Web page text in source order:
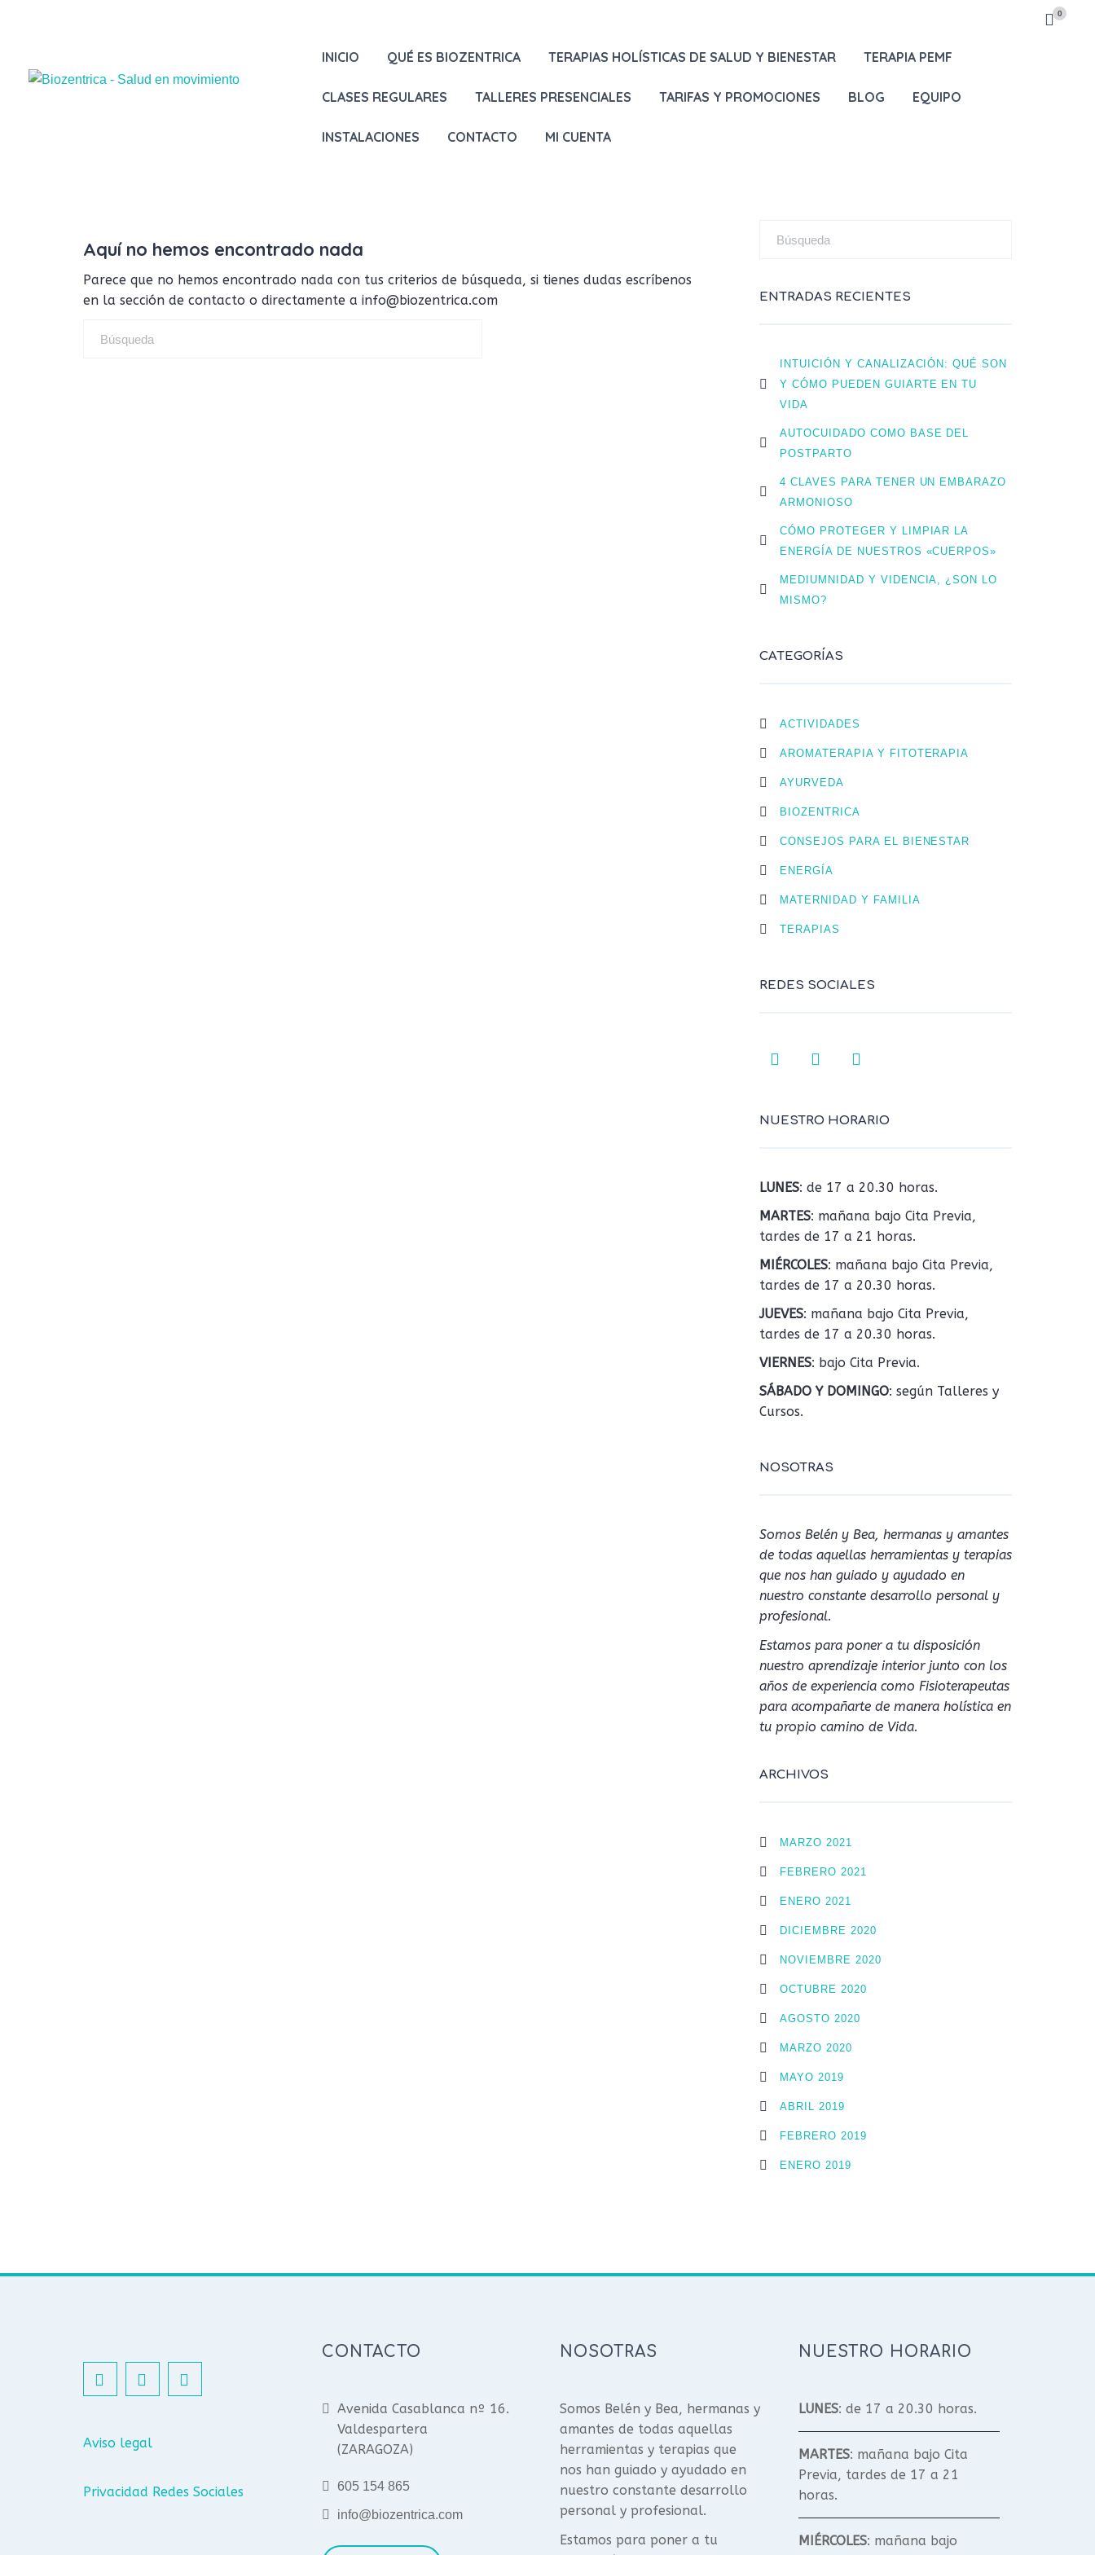
0
INICIO QUÉ ES BIOZENTRICA TERAPIAS HOLÍSTICAS DE SALUD Y BIENESTAR TERAPIA PEMF
CLASES REGULARES TALLERES PRESENCIALES TARIFAS Y PROMOCIONES BLOG EQUIPO
INSTALACIONES CONTACTO MI CUENTA
Aquí no hemos encontrado nada
Parece que no hemos encontrado nada con tus criterios de búsqueda, si tienes dudas escríbenos
en la sección de contacto o directamente a info@biozentrica.com
ENTRADAS RECIENTES
INTUICIÓN Y CANALIZACIÓN: QUÉ SON
Y CÓMO PUEDEN GUIARTE EN TU
VIDA
AUTOCUIDADO COMO BASE DEL
POSTPARTO
4 CLAVES PARA TENER UN EMBARAZO
ARMONIOSO
CÓMO PROTEGER Y LIMPIAR LA
ENERGÍA DE NUESTROS «CUERPOS»
MEDIUMNIDAD Y VIDENCIA, ¿SON LO
MISMO?
CATEGORÍAS
ACTIVIDADES
AROMATERAPIA Y FITOTERAPIA
AYURVEDA
BIOZENTRICA
CONSEJOS PARA EL BIENESTAR
ENERGÍA
MATERNIDAD Y FAMILIA
TERAPIAS
REDES SOCIALES
NUESTRO HORARIO
LUNES: de 17 a 20.30 horas.
MARTES: mañana bajo Cita Previa,
tardes de 17 a 21 horas.
MIÉRCOLES: mañana bajo Cita Previa,
tardes de 17 a 20.30 horas.
JUEVES: mañana bajo Cita Previa,
tardes de 17 a 20.30 horas.
VIERNES: bajo Cita Previa.
SÁBADO Y DOMINGO: según Talleres y
Cursos.
NOSOTRAS
Somos Belén y Bea, hermanas y amantes
de todas aquellas herramientas y terapias
que nos han guiado y ayudado en
nuestro constante desarrollo personal y
profesional.
Estamos para poner a tu disposición
nuestro aprendizaje interior junto con los
años de experiencia como Fisioterapeutas
para acompañarte de manera holística en
tu propio camino de Vida.
ARCHIVOS
MARZO 2021
FEBRERO 2021
ENERO 2021
DICIEMBRE 2020
NOVIEMBRE 2020
OCTUBRE 2020
AGOSTO 2020
MARZO 2020
MAYO 2019
ABRIL 2019
FEBRERO 2019
ENERO 2019
Aviso legal
Privacidad Redes Sociales
CONTACTO
Avenida Casablanca nº 16.
Valdespartera
(ZARAGOZA)
605 154 865
info@biozentrica.com
NOSOTRAS
Somos Belén y Bea, hermanas y
amantes de todas aquellas
herramientas y terapias que
nos han guiado y ayudado en
nuestro constante desarrollo
personal y profesional.
Estamos para poner a tu
NUESTRO HORARIO
LUNES: de 17 a 20.30 horas.
MARTES: mañana bajo Cita
Previa, tardes de 17 a 21
horas.
MIÉRCOLES: mañana bajo